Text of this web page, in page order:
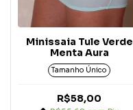
Minissaia Tule Verde
Menta Aura
Tamanho Único
R$58,00